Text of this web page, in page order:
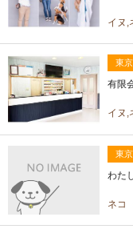
イヌ,
東
有限
イヌ,
東
わた
ネコ